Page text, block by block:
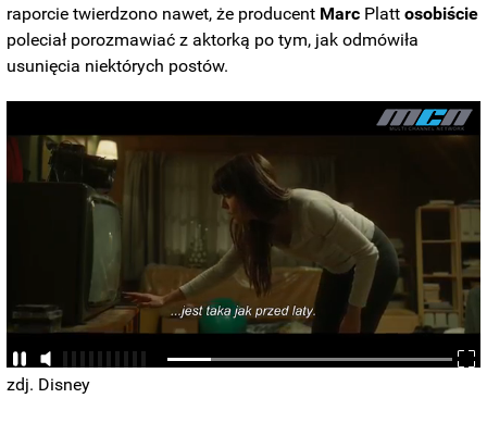
raporcie twierdzono nawet, że producent Marc Plattosobiście
poleciał porozmawiać z aktorką po tym, jak odmówiła
usunięcia niektórych postów.
zdj. Disney